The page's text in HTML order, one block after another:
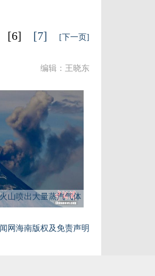
[6] [7] [下一页]
编辑：王晓东
山喷出大量蒸汽气体
网海南版权及免责声明